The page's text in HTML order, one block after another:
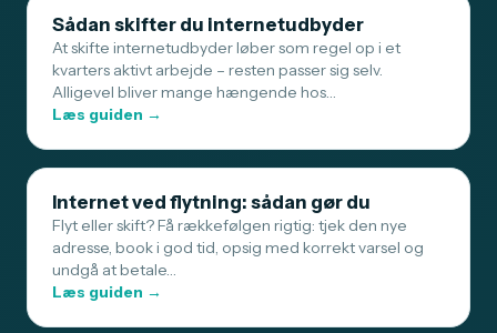
Sådan skifter du internetudbyder
At skifte internetudbyder løber som regel op i et
kvarters aktivt arbejde – resten passer sig selv.
Alligevel bliver mange hængende hos…
Læs guiden →
Internet ved flytning: sådan gør du
Flyt eller skift? Få rækkefølgen rigtig: tjek den nye
adresse, book i god tid, opsig med korrekt varsel og
undgå at betale…
Læs guiden →